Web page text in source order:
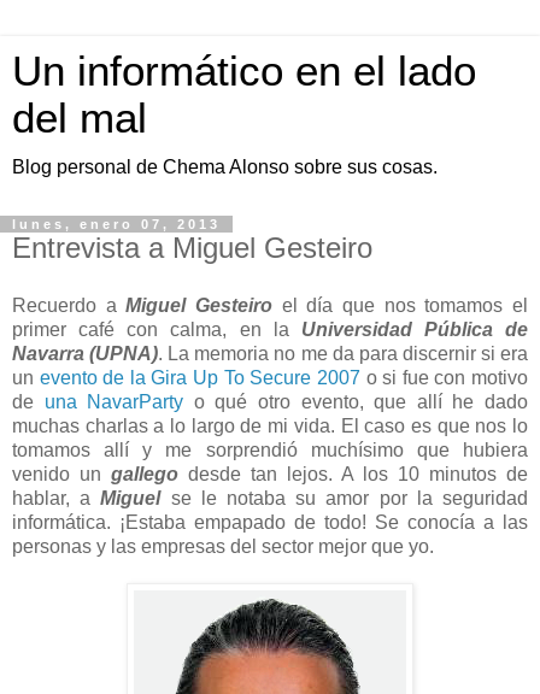
Un informático en el lado
del mal
Blog personal de Chema Alonso sobre sus cosas.
lunes, enero 07, 2013
Entrevista a Miguel Gesteiro
Recuerdo aMiguel Gesteiro el día que nos tomamos el
primer café con calma, en la Universidad Pública de
Navarra (UPNA). La memoria no me da para discernir si era
un evento de la Gira Up To Secure 2007 o si fue con motivo
de una NavarParty o qué otro evento, que allí he dado
muchas charlas a lo largo de mi vida. El caso es que nos lo
tomamos allí y me sorprendió muchísimo que hubiera
venido un gallego desde tan lejos. A los 10 minutos de
hablar, aMiguelse le notaba su amor por la seguridad
informática. ¡Estaba empapado de todo! Se conocía a las
personas y las empresas del sector mejor que yo.